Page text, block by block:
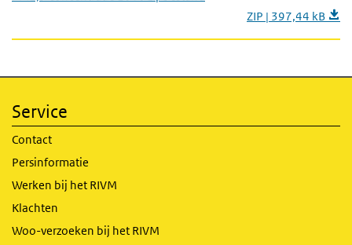
ZIP | 397,44 kB
Service
Contact
Persinformatie
Werken bij het RIVM
Klachten
Woo-verzoeken bij het RIVM